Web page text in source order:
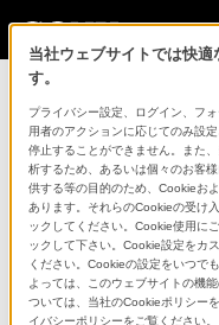
「でき
当社ウェブサイトでは快
す。
プライバシー設定、ログイン、フ
用者のアクションに応じてのみ設
停止することができません。また
析するため、あるいは個々のお客
供する等の目的のため、Cookieお
あります。それらのCookieの受け
ックしてください。Cookie使用に
ックして下さい。Cookie設定をカ
ください。Cookieの設定をいつで
よっては、このウェブサイトの機
ついては、当社のCookieポリシー
イバシーポリシーをご覧ください。